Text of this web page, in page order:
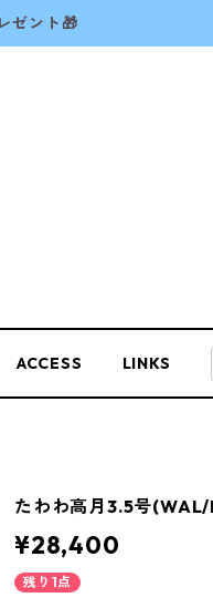
ゼント🎁
ACCESS LINKS
たわわ高月3.5号(WAL/
¥28,400
残り1点